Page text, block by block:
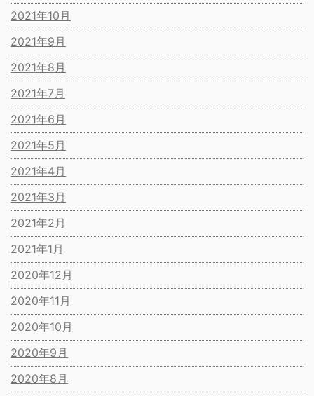
2021年10月
2021年9月
2021年8月
2021年7月
2021年6月
2021年5月
2021年4月
2021年3月
2021年2月
2021年1月
2020年12月
2020年11月
2020年10月
2020年9月
2020年8月